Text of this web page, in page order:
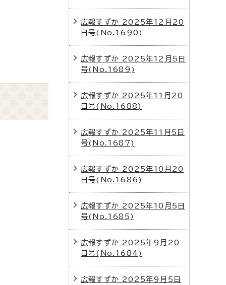
広報すずか 2025年12月20
日号(No.1690)
広報すずか 2025年12月5日
号(No.1689)
広報すずか 2025年11月20
日号(No.1688)
広報すずか 2025年11月5日
号(No.1687)
広報すずか 2025年10月20
日号(No.1686)
広報すずか 2025年10月5日
号(No.1685)
広報すずか 2025年9月20
日号(No.1684)
広報すずか 2025年9月5日